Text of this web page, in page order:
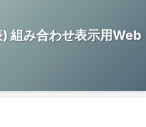
組み合わせ表示用Web